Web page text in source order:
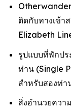
ติดกับทางเข้า
Elizabeth
รูปแบบที่พักป
ท่าน (Single
สำหรับสองท่า
สิ่งอำนวยควา